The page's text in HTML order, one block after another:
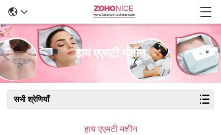
हाय एएमटी मशीन
सभी श्रेणियाँ
हाय एएमटी मशीन